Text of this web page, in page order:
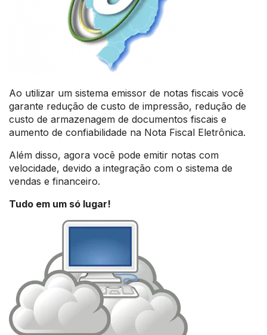
Ao utilizar um sistema emissor de notas fiscais você
garante redução de custo de impressão, redução de
custo de armazenagem de documentos fiscais e
aumento de confiabilidade na Nota Fiscal Eletrônica.
Além disso, agora você pode emitir notas com
velocidade, devido a integração com o sistema de
vendas e financeiro.
Tudo em um só lugar!